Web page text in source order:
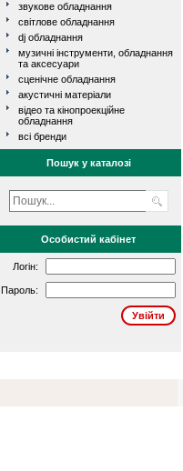
звукове обладнання
світлове обладнання
dj обладнання
музичні інструменти, обладнання
та аксесуари
сценічне обладнання
акустичні матеріали
відео та кінопроекційне
обладнання
всі бренди
Пошук у каталозі
Особистий кабінет
Логін:
Пароль: